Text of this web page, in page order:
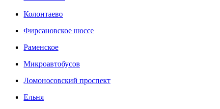
Колонтаево
Фирсановское шоссе
Раменское
Микроавтобусов
Ломоносовский проспект
Ельня